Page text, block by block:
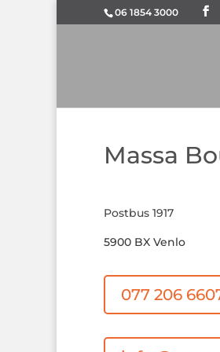
06 1854 3000
Massa
Postbus 1917
5900 BX Venlo
077 206